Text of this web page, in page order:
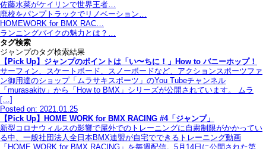
佐藤水菜がケイリンで世界王者…
廃校をパンプトラックでリノベーション…
HOMEWORK for BMX RAC…
ランニングバイクの魅力とは？…
タグ検索
ジャンプのタグ検索結果
【Pick Up】ジャンプのポイントは「い〜ちに！」How to バニーホップ！
サーフィン、スケートボード、スノーボードなど、アクションスポーツファ
ン御用達のショップ「ムラサキスポーツ」のYou Tubeチャンネル
「murasakitv」から「How to BMX」シリーズが公開されています。 ムラ
[…]
Posted on: 2021.01.25
【Pick Up】HOME WORK for BMX RACING #4「ジャンプ」
新型コロナウィルスの影響で屋外でのトレーニングに自粛制限がかかってい
る中、一般社団法人全日本BMX連盟が自宅でできるトレーニング動画
「HOME WORK for BMX RACING」を毎週配信。5月14日に公開された第